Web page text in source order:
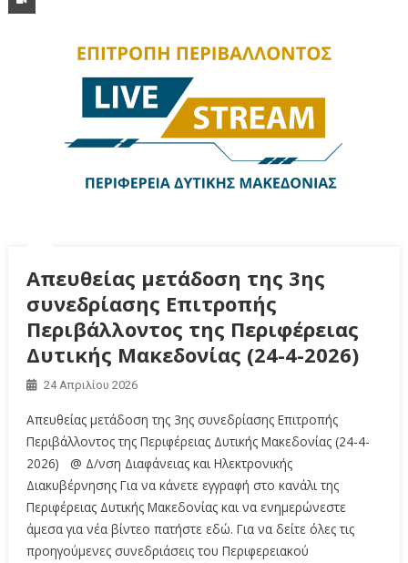
Απευθείας μετάδοση της 3ης
συνεδρίασης Επιτροπής
Περιβάλλοντος της Περιφέρειας
Δυτικής Μακεδονίας (24-4-2026)
24 Απριλίου 2026
Απευθείας μετάδοση της 3ης συνεδρίασης Επιτροπής
Περιβάλλοντος της Περιφέρειας Δυτικής Μακεδονίας (24-4-
2026) @ Δ/νση Διαφάνειας και Ηλεκτρονικής
Διακυβέρνησης Για να κάνετε εγγραφή στο κανάλι της
Περιφέρειας Δυτικής Μακεδονίας και να ενημερώνεστε
άμεσα για νέα βίντεο πατήστε εδώ. Για να δείτε όλες τις
προηγούμενες συνεδριάσεις του Περιφερειακού